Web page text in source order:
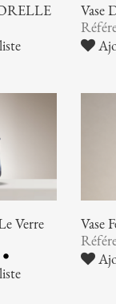
Vase
Verre
Vase